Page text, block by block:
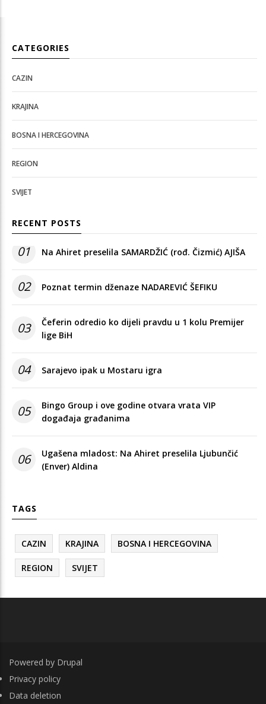
CATEGORIES
CAZIN
KRAJINA
BOSNA I HERCEGOVINA
REGION
SVIJET
RECENT POSTS
01 Na Ahiret preselila SAMARDŽIĆ (rođ. Čizmić) AJIŠA
02 Poznat termin dženaze NADAREVIĆ ŠEFIKU
03
Čeferin odredio ko dijeli pravdu u 1 kolu Premijer
lige BiH
04 Sarajevo ipak u Mostaru igra
05
Bingo Group i ove godine otvara vrata VIP
događaja građanima
06
Ugašena mladost: Na Ahiret preselila Ljubunčić
(Enver) Aldina
TAGS
CAZIN KRAJINA BOSNA I HERCEGOVINA
REGION SVIJET
Powered by Drupal
FOOTER
Privacy policy
Data deletion